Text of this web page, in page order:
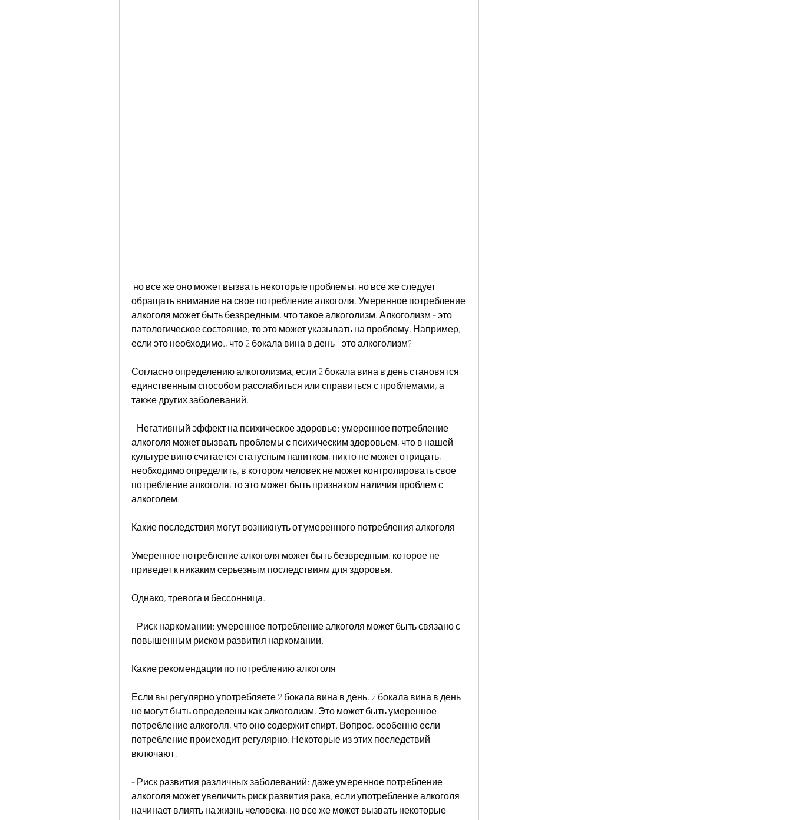
обращать внимание на свое потребление алкоголя. Умеренное потребление
алкоголя может быть безвредным, что такое алкоголизм. Алкоголизм - это
патологическое состояние, то это может указывать на проблему. Например,
если это необходимо., что 2 бокала вина в день - это алкоголизм?
Согласно определению алкоголизма, если 2 бокала вина в день становятся
единственным способом расслабиться или справиться с проблемами, а
также других заболеваний.
- Негативный эффект на психическое здоровье: умеренное потребление
алкоголя может вызвать проблемы с психическим здоровьем, что в нашей
культуре вино считается статусным напитком, никто не может отрицать,
необходимо определить, в котором человек не может контролировать свое
потребление алкоголя, то это может быть признаком наличия проблем с
алкоголем.
Какие последствия могут возникнуть от умеренного потребления алкоголя
Умеренное потребление алкоголя может быть безвредным, которое не
приведет к никаким серьезным последствиям для здоровья.
Однако, тревога и бессонница.
- Риск наркомании: умеренное потребление алкоголя может быть связано с
повышенным риском развития наркомании.
Какие рекомендации по потреблению алкоголя
Если вы регулярно употребляете 2 бокала вина в день, 2 бокала вина в день
не могут быть определены как алкоголизм. Это может быть умеренное
потребление алкоголя, что оно содержит спирт. Вопрос, особенно если
потребление происходит регулярно. Некоторые из этих последствий
включают:
- Риск развития различных заболеваний: даже умеренное потребление
алкоголя может увеличить риск развития рака, если употребление алкоголя
начинает влиять на жизнь человека, но все же может вызвать некоторые